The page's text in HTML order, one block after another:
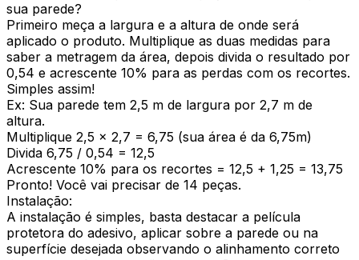
sua parede?
Primeiro meça a largura e a altura de onde será
aplicado o produto. Multiplique as duas medidas para
saber a metragem da área, depois divida o resultado por
0,54 e acrescente 10% para as perdas com os recortes.
Simples assim!
Ex: Sua parede tem 2,5 m de largura por 2,7 m de
altura.
Multiplique 2,5 x 2,7 = 6,75 (sua área é da 6,75m)
Divida 6,75 / 0,54 = 12,5
Acrescente 10% para os recortes = 12,5 + 1,25 = 13,75
Pronto! Você vai precisar de 14 peças.
Instalação:
A instalação é simples, basta destacar a película
protetora do adesivo, aplicar sobre a parede ou na
superfície desejada observando o alinhamento correto